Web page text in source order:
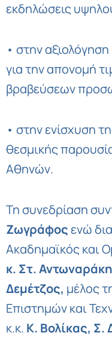
εκδηλώσεις
• στην
για την απονομή
βραβεύσεων
• στην ενίσχυση
θεσμικής
Αθηνών.
Τη συνεδρίαση
Ζωγράφοςενώ
Ακαδημαϊκός και
κ. Στ.
Δεμέτζος, μέλος
Επιστημών και
κ.κ. Κ. Βολίκας, Σ.